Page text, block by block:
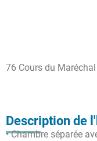
76 Cours du
Description de
• Chambre séparée